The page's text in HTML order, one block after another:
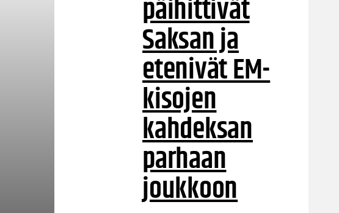
päihittivät
Saksan ja
etenivät EM-
kisojen
kahdeksan
parhaan
joukkoon